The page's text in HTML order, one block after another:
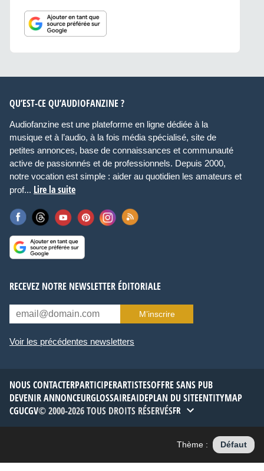
QU’EST-CE QU’AUDIOFANZINE ?
Audiofanzine est une plateforme en ligne dédiée à la
musique et à l’audio, à la fois média spécialisé, site de
petites annonces, base de connaissances et communauté
active de passionnés et de professionnels. Depuis 2000,
notre vocation est simple : aider au quotidien les amateurs et
prof... Lire la suite
RECEVEZ NOTRE NEWSLETTER ÉDITORIALE
M’inscrire
Voir les précédentes newsletters
NOUS CONTACTERPARTICIPERARTISTESOFFRE SANS PUB
DEVENIR ANNONCEURGLOSSAIREAIDEPLAN DU SITEENTITYMAP
CGUCGV© 2000-2026 TOUS DROITS RÉSERVÉSFR
Thème : Défaut